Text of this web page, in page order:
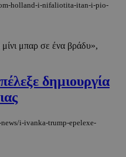
holland-i-nifaliotita-itan-i-pio-
μπαρ σε ένα βράδυ»,
δημιουργία
i-ivanka-trump-epelexe-